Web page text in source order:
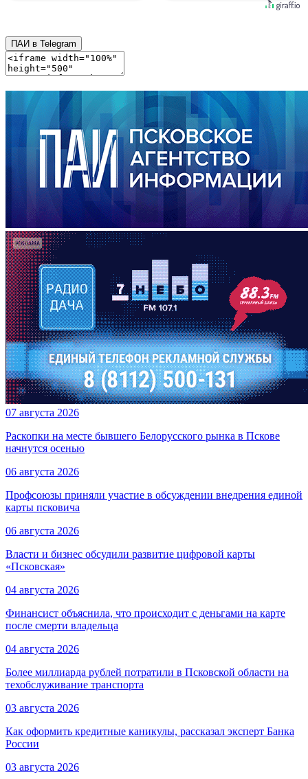
ПАИ в Telegram
07 августа 2026
Раскопки на месте бывшего Белорусского рынка в Пскове
начнутся осенью
06 августа 2026
Профсоюзы приняли участие в обсуждении внедрения единой
карты псковича
06 августа 2026
Власти и бизнес обсудили развитие цифровой карты
«Псковская»
04 августа 2026
Финансист объяснила, что происходит с деньгами на карте
после смерти владельца
04 августа 2026
Более миллиарда рублей потратили в Псковской области на
техобслуживание транспорта
03 августа 2026
Как оформить кредитные каникулы, рассказал эксперт Банка
России
03 августа 2026